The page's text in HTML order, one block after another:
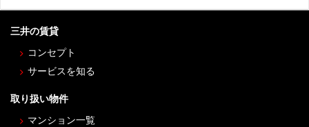
三井の賃貸
コンセプト
サービスを知る
取り扱い物件
マンション一覧